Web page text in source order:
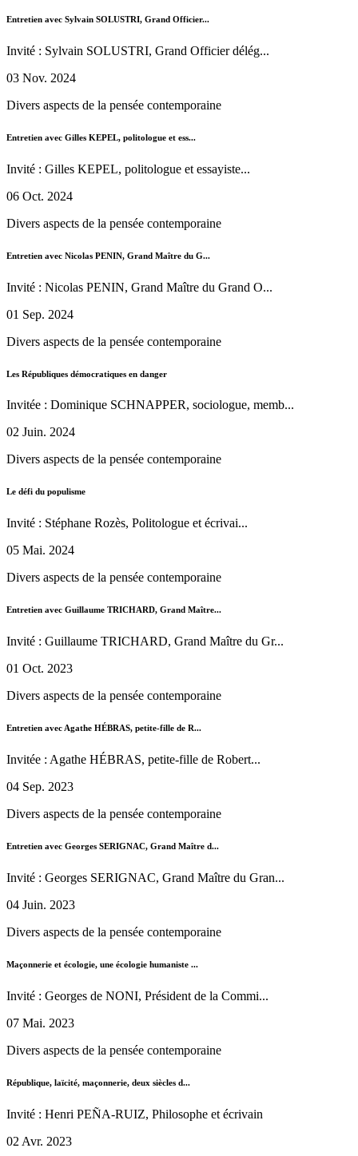
Entretien avec Sylvain SOLUSTRI, Grand Officier...
Invité : Sylvain SOLUSTRI, Grand Officier délég...
03 Nov. 2024
Divers aspects de la pensée contemporaine
Entretien avec Gilles KEPEL, politologue et ess...
Invité : Gilles KEPEL, politologue et essayiste...
06 Oct. 2024
Divers aspects de la pensée contemporaine
Entretien avec Nicolas PENIN, Grand Maître du G...
Invité : Nicolas PENIN, Grand Maître du Grand O...
01 Sep. 2024
Divers aspects de la pensée contemporaine
Les Républiques démocratiques en danger
Invitée : Dominique SCHNAPPER, sociologue, memb...
02 Juin. 2024
Divers aspects de la pensée contemporaine
Le défi du populisme
Invité : Stéphane Rozès, Politologue et écrivai...
05 Mai. 2024
Divers aspects de la pensée contemporaine
Entretien avec Guillaume TRICHARD, Grand Maître...
Invité : Guillaume TRICHARD, Grand Maître du Gr...
01 Oct. 2023
Divers aspects de la pensée contemporaine
Entretien avec Agathe HÉBRAS, petite-fille de R...
Invitée : Agathe HÉBRAS, petite-fille de Robert...
04 Sep. 2023
Divers aspects de la pensée contemporaine
Entretien avec Georges SERIGNAC, Grand Maître d...
Invité : Georges SERIGNAC, Grand Maître du Gran...
04 Juin. 2023
Divers aspects de la pensée contemporaine
Maçonnerie et écologie, une écologie humaniste ...
Invité : Georges de NONI, Président de la Commi...
07 Mai. 2023
Divers aspects de la pensée contemporaine
République, laïcité, maçonnerie, deux siècles d...
Invité : Henri PEÑA-RUIZ, Philosophe et écrivain
02 Avr. 2023